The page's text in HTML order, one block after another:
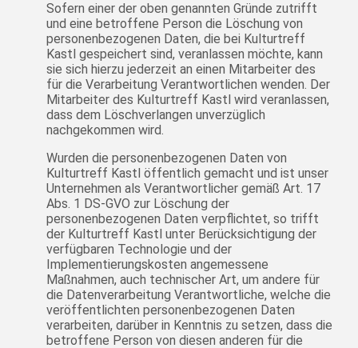
Sofern einer der oben genannten Gründe zutrifft
und eine betroffene Person die Löschung von
personenbezogenen Daten, die bei Kulturtreff
Kastl gespeichert sind, veranlassen möchte, kann
sie sich hierzu jederzeit an einen Mitarbeiter des
für die Verarbeitung Verantwortlichen wenden. Der
Mitarbeiter des Kulturtreff Kastl wird veranlassen,
dass dem Löschverlangen unverzüglich
nachgekommen wird.
Wurden die personenbezogenen Daten von
Kulturtreff Kastl öffentlich gemacht und ist unser
Unternehmen als Verantwortlicher gemäß Art. 17
Abs. 1 DS-GVO zur Löschung der
personenbezogenen Daten verpflichtet, so trifft
der Kulturtreff Kastl unter Berücksichtigung der
verfügbaren Technologie und der
Implementierungskosten angemessene
Maßnahmen, auch technischer Art, um andere für
die Datenverarbeitung Verantwortliche, welche die
veröffentlichten personenbezogenen Daten
verarbeiten, darüber in Kenntnis zu setzen, dass die
betroffene Person von diesen anderen für die